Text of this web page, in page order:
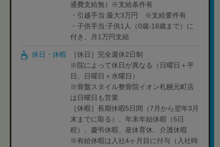
通費支給無）※支給条件有
・引越手当:最大3万円 ※支給要件有
・子供手当:子供1人（0歳-18歳まで）に
付き、月1万円支給
休日・休暇
［休日］完全週休2日制
※院によって休日が異なる（日曜日＋平
日、日曜日＋水曜日）
※骨盤スタイル整骨院イオン札幌元町店
は日曜日も営業
［休暇］長期休暇5日間（7月から翌年3月
末までに取る）、年末年始休暇（5日
程）、慶弔休暇、産休育休、介護休暇
※有給休暇は入社4ヶ月目に付与（入社時